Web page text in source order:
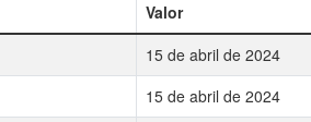
Valor
15 de abril de 2024
15 de abril de 2024